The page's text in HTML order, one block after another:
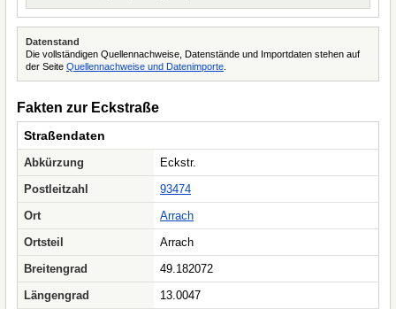
Datenstand
Die vollständigen Quellennachweise, Datenstände und Importdaten stehen auf
der Seite Quellennachweise und Datenimporte
Fakten zur Eckstraße
Straßendaten
Abkürzung
Eckstr.
Postleitzahl
93474
Ort
Arrach
Ortsteil
Arrach
Breitengrad
49.182072
Längengrad
13.0047